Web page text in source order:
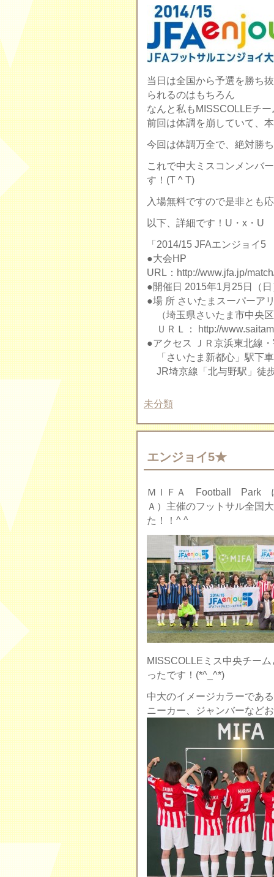
当日は全国から予選を勝ち
られるのはもちろん
なんと私もMISSCOLLEチ
前回は体調を崩していて、
今回は体調万全で、絶対勝
これで中大ミスコンメンバ
す！(T ^ T)
入場無料ですので是非とも
以下、詳細です！U・x・U
「2014/15 JFAエンジョイ
●大会HP
URL：http://www.jfa.jp/
●開催日 2015年1月25日（日
●場 所 さいたまスーパーア
（埼玉県さいたま市中央
ＵＲＬ： http://
●アクセス ＪＲ京浜東北線
「さいたま新都心」駅下
JR埼京線「北与野駅」徒
未分類
エンジョイ5★
ＭＩＦＡ Football Park に
Ａ）主催のフットサル全国
た！！^ ^
MISSCOLLEミス中央チー
ったです！(*^_^*)
中大のイメージカラーであ
ニーカー、ジャンバーなど